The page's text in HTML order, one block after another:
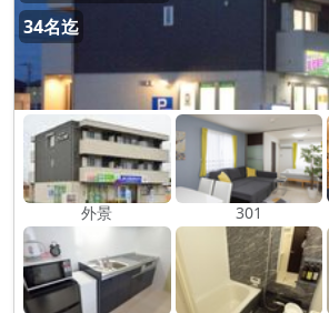
34名迄
外景 301